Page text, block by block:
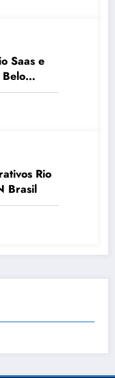
Saas e
Belo
3449
Rio
Brasil